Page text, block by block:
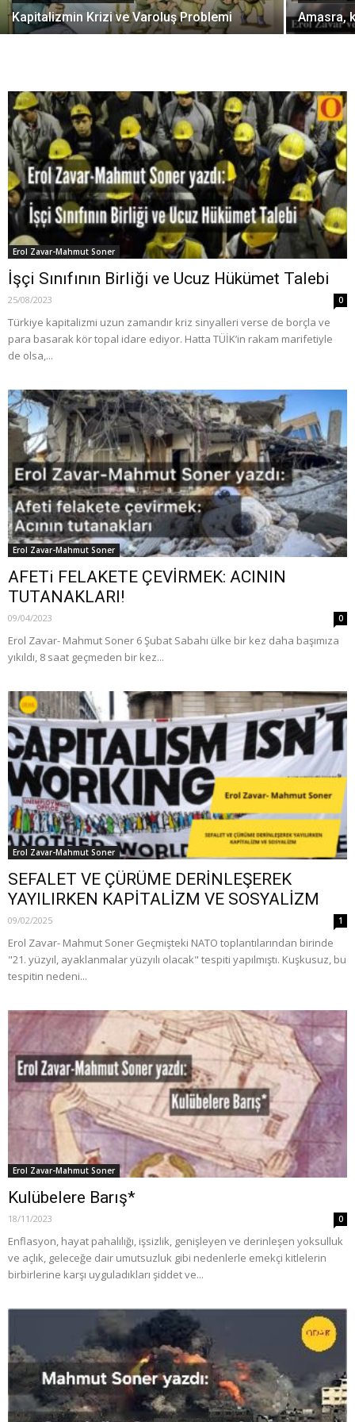
Kapitalizmin Krizi ve Varoluş Problemi Amasra,
Erol Zavar-Mahmut Soner
İşçi Sınıfının Birliği ve Ucuz Hükümet Talebi
25/08/2023 0
Türkiye kapitalizmi uzun zamandır kriz sinyalleri verse de borçla ve
para basarak kör topal idare ediyor. Hatta TÜİK’in rakam marifetiyle
de olsa,...
Erol Zavar-Mahmut Soner
AFETi FELAKETE ÇEVİRMEK: ACININ
TUTANAKLARI!
09/04/2023 0
Erol Zavar- Mahmut Soner 6 Şubat Sabahı ülke bir kez daha başımıza
yıkıldı, 8 saat geçmeden bir kez...
Erol Zavar-Mahmut Soner
SEFALET VE ÇÜRÜME DERİNLEŞEREK
YAYILIRKEN KAPİTALİZM VE SOSYALİZM
09/02/2025 1
Erol Zavar- Mahmut Soner Geçmişteki NATO toplantılarından birinde
"21. yüzyıl, ayaklanmalar yüzyılı olacak" tespiti yapılmıştı. Kuşkusuz, bu
tespitin nedeni...
Erol Zavar-Mahmut Soner
Kulübelere Barış*
18/11/2023 0
Enflasyon, hayat pahalılığı, işsizlik, genişleyen ve derinleşen yoksulluk
ve açlık, geleceğe dair umutsuzluk gibi nedenlerle emekçi kitlelerin
birbirlerine karşı uyguladıkları şiddet ve...